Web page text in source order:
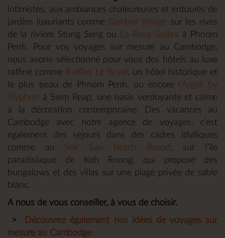
intimistes, aux ambiances chaleureuses et entourés de
jardins luxuriants comme Sambor Villagesur les rives
de la rivière Stung Seng ou
La Rose Suites à Phnom
Penh. Pour vos voyages sur mesure au Cambodge,
nous avons sélectionné pour vous des hôtels au luxe
raffiné comme
Raffles Le Royal , un hôtel historique et
le plus beau de Phnom Penh, ou encore
l’Anjali by
Slyphon à Siem Reap, une oasis verdoyante et calme
à la décoration contemporaine. Des vacances au
Cambodge avec notre agence de voyages, c’est
également des séjours dans des cadres idylliques
comme au Sok San Beach Resort, sur l’île
paradisiaque de Koh Rnong, qui propose des
bungalows et des villas sur une plage privée de sable
blanc.
A nous de vous conseiller, à vous de choisir.
>
Découvrez également nos idées de voyages sur
mesure au Cambodge